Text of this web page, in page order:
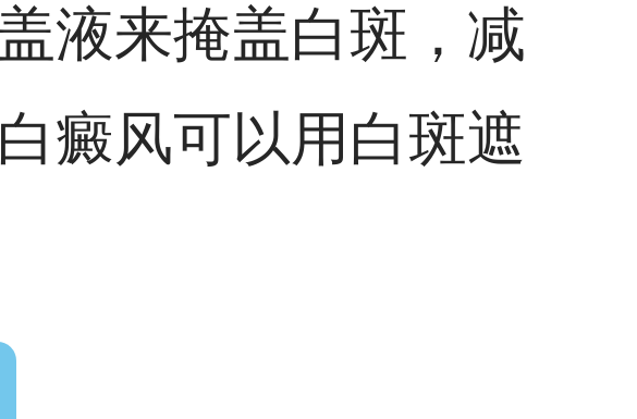
液来掩盖白斑，减
癜风可以用白斑遮